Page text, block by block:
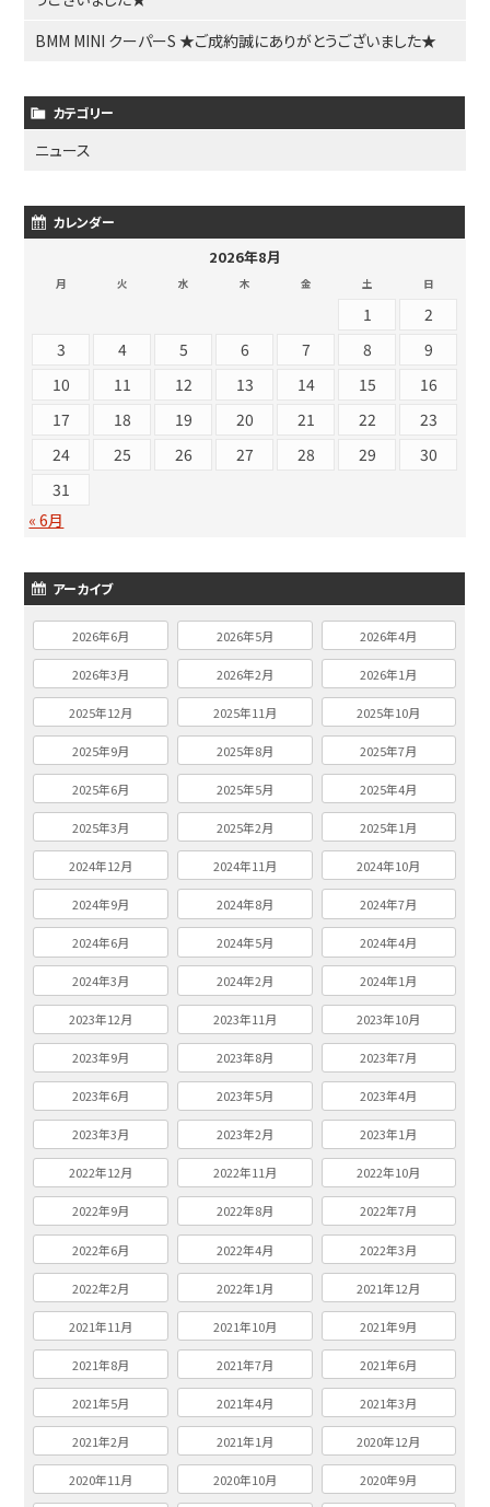
BMM MINI クーパーS ★ご成約誠にありがとうございました★
カテゴリー
ニュース
カレンダー
2026年8月
月 火 水 木 金 土 日
1
2
3
4 5 6 7 8
9
10
11 12 13 14 15
16
17
18 19 20 21 22
23
24
25 26 27 28 29
30
31
« 6月
アーカイブ
2026年6月 2026年5月 2026年4月
2026年3月 2026年2月 2026年1月
2025年12月 2025年11月 2025年10月
2025年9月 2025年8月 2025年7月
2025年6月 2025年5月 2025年4月
2025年3月 2025年2月 2025年1月
2024年12月 2024年11月 2024年10月
2024年9月 2024年8月 2024年7月
2024年6月 2024年5月 2024年4月
2024年3月 2024年2月 2024年1月
2023年12月 2023年11月 2023年10月
2023年9月 2023年8月 2023年7月
2023年6月 2023年5月 2023年4月
2023年3月 2023年2月 2023年1月
2022年12月 2022年11月 2022年10月
2022年9月 2022年8月 2022年7月
2022年6月 2022年4月 2022年3月
2022年2月 2022年1月 2021年12月
2021年11月 2021年10月 2021年9月
2021年8月 2021年7月 2021年6月
2021年5月 2021年4月 2021年3月
2021年2月 2021年1月 2020年12月
2020年11月 2020年10月 2020年9月